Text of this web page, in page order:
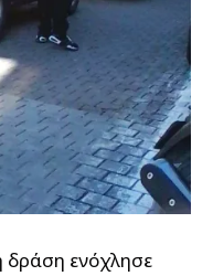
δράση ενόχλησε